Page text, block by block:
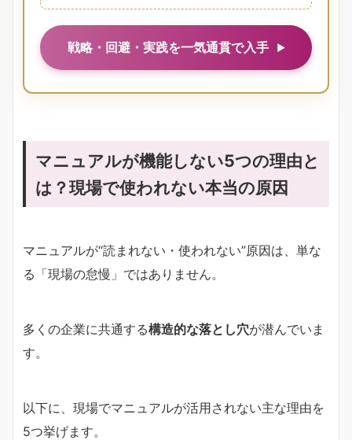
戦略・回避・実践を一気通貫で入手
マニュアルが機能しない5つの理由と
は？現場で使われない本当の原因
マニュアルが“読まれない・使われない”原因は、単な
る「現場の怠慢」ではありません。
多くの企業に共通する構造的な落とし穴が潜んでいま
す。
以下に、現場でマニュアルが活用されない主な理由を
5つ挙げます。